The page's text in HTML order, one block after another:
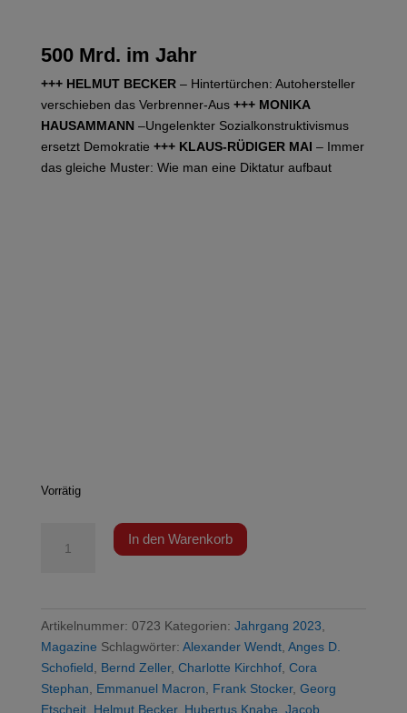
500 Mrd. im Jahr
+++ HELMUT BECKER– Hintertürchen: Autohersteller
verschieben das Verbrenner-Aus +++ MONIKA
HAUSAMMANN –Ungelenkter Sozialkonstruktivismus
ersetzt Demokratie +++ KLAUS-RÜDIGER MAI – Immer
das gleiche Muster: Wie man eine Diktatur aufbaut
Vorrätig
0723
Unfug
In den Warenkorb
Artikelnummer: 0723 Kategorien: Jahrgang 2023,
Magazine Schlagwörter: Alexander Wendt, Anges D.
Schofield, Bernd Zeller, Charlotte Kirchhof, Cora
Stephan, Emmanuel Macron, Frank Stocker, Georg
Etscheit, Helmut Becker, Hubertus Knabe, Jacob